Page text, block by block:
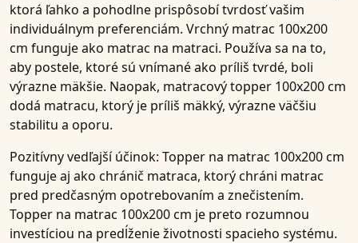
ktorá ľahko a pohodlne prispôsobí tvrdosť vašim
individuálnym preferenciám. Vrchný matrac 100x200
cm funguje ako matrac na matraci. Používa sa na to,
aby postele, ktoré sú vnímané ako príliš tvrdé, boli
výrazne mäkšie. Naopak, matracový topper 100x200 cm
dodá matracu, ktorý je príliš mäkký, výrazne väčšiu
stabilitu a oporu.
Pozitívny vedľajší účinok: Topper na matrac 100x200 cm
funguje aj ako chránič matraca, ktorý chráni matrac
pred predčasným opotrebovaním a znečistením.
Topper na matrac 100x200 cm je preto rozumnou
investíciou na predĺženie životnosti spacieho systému.